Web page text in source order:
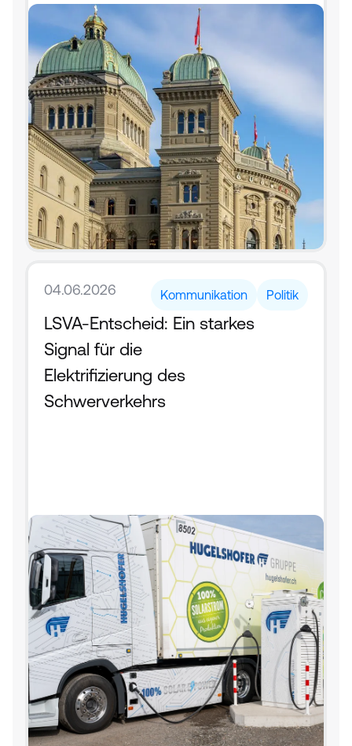
04.06.2026 Kommunikation Politik
LSVA-Entscheid: Ein starkes
Signal für die
Elektrifizierung des
Schwerverkehrs